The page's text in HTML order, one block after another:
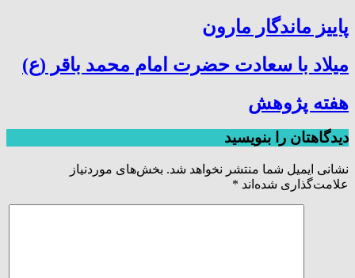
پاییز ماندگار مارون
میلاد با سعادت حضرت امام محمد باقر (ع)
هفته پژوهش
دیدگاهتان را بنویسید
نشانی ایمیل شما منتشر نخواهد شد. بخش‌های موردنیاز
علامت‌گذاری شده‌اند *